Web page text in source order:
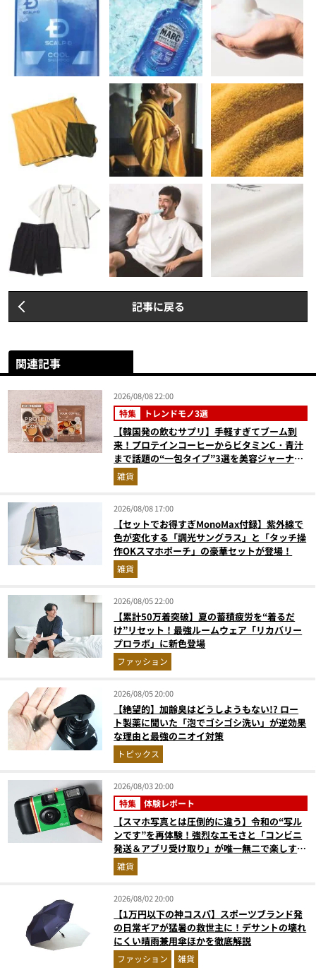
記事に戻る
関連記事
2026/08/08 22:00
特集 トレンドモノ3選
【韓国発の飲むサプリ】手軽すぎてブーム到
来！プロテインコーヒーからビタミンC・青汁
まで話題の“一包タイプ”3選を美容ジャーナリ
ストが徹底解説
雑貨
2026/08/08 17:00
【セットでお得すぎMonoMax付録】紫外線で
色が変化する「調光サングラス」と「タッチ操
作OKスマホポーチ」の豪華セットが登場！
雑貨
2026/08/05 22:00
【累計50万着突破】夏の蓄積疲労を“着るだ
け”リセット！最強ルームウェア「リカバリー
プロラボ」に新色登場
ファッション
2026/08/05 20:00
【絶望的】加齢臭はどうしようもない!? ロー
ト製薬に聞いた「泡でゴシゴシ洗い」が逆効果
な理由と最強のニオイ対策
トピックス
2026/08/03 20:00
特集 体験レポート
【スマホ写真とは圧倒的に違う】令和の“写ル
ンです”を再体験！強烈なエモさと「コンビニ
発送＆アプリ受け取り」が唯一無二で楽しすぎ
た雑貨
2026/08/02 20:00
【1万円以下の神コスパ】スポーツブランド発
の日常ギアが猛暑の救世主に！デサントの壊れ
にくい晴雨兼用傘ほかを徹底解説
ファッション 雑貨